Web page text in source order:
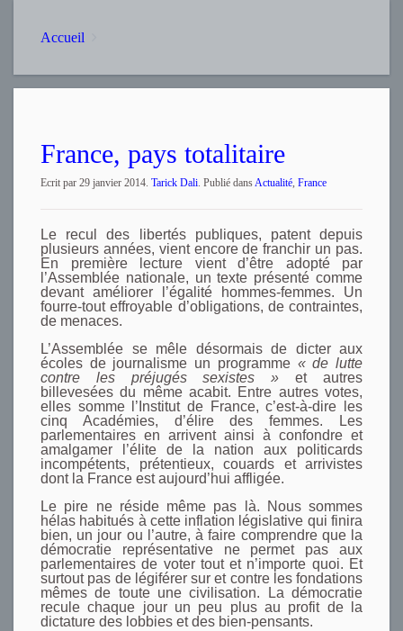
Accueil
France, pays totalitaire
Ecrit par 29 janvier 2014. Tarick Dali. Publié dansActualité, France
Le recul des libertés publiques, patent depuis
plusieurs années, vient encore de franchir un pas.
En première lecture vient d’être adopté par
l’Assemblée nationale, un texte présenté comme
devant améliorer l’égalité hommes-femmes. Un
fourre-tout effroyable d’obligations, de contraintes,
de menaces.
L’Assemblée se mêle désormais de dicter aux
écoles de journalisme un programme « de lutte
contre les préjugés sexistes » et autres
billevesées du même acabit. Entre autres votes,
elles somme l’Institut de France, c’est-à-dire les
cinq Académies, d’élire des femmes. Les
parlementaires en arrivent ainsi à confondre et
amalgamer l’élite de la nation aux politicards
incompétents, prétentieux, couards et arrivistes
dont la France est aujourd’hui affligée.
Le pire ne réside même pas là. Nous sommes
hélas habitués à cette inflation législative qui finira
bien, un jour ou l’autre, à faire comprendre que la
démocratie représentative ne permet pas aux
parlementaires de voter tout et n’importe quoi. Et
surtout pas de légiférer sur et contre les fondations
mêmes de toute une civilisation. La démocratie
recule chaque jour un peu plus au profit de la
dictature des lobbies et des bien-pensants.